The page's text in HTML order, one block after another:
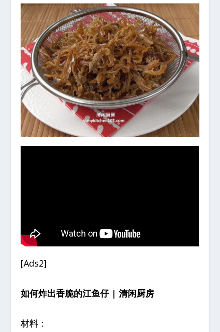
[Ads2]
如何炸出香脆的江鱼仔 | 清闲厨房
材料：